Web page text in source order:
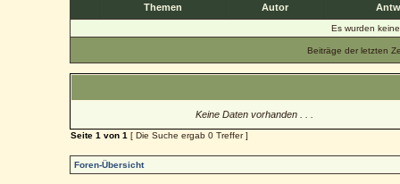
Themen Autor
Es wurden
Beiträge der letzten
Keine Daten vorhanden . . .
Seite1 von1 [ Die Suche ergab 0 Treffer ]
Foren-Übersicht